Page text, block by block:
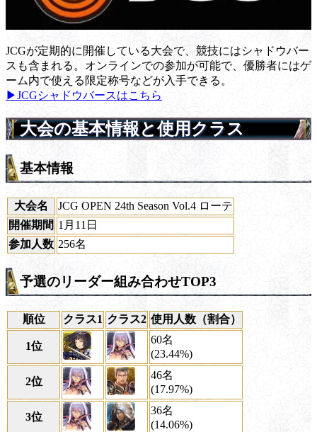
JCGが定期的に開催している大会で、競技にはシャドウバー
スも含まれる。オンラインでの参加が可能で、優勝者にはゲ
ーム内で使える限定称号などが入手できる。
▶JCGシャドウバースはこちら
大会の基本情報と使用クラス
基本情報
大会名
JCG OPEN 24th Season Vol.4 ローテ
開催期間 1月11日
参加人数 256名
予選のリーダー組み合わせTOP3
順位 クラス1 クラス2 使用人数（割合）
1位
60名
(23.44%)
2位
46名
(17.97%)
3位
36名
(14.06%)